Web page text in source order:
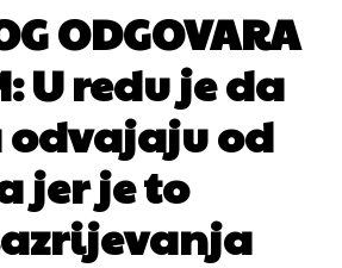
ODGOVARA
U redu je da
odvajaju od
jer je to